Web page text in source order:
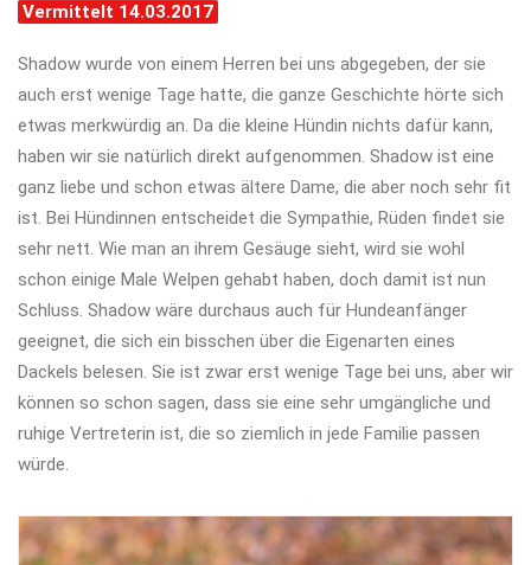
Vermittelt 14.03.2017
Shadow wurde von einem Herren bei uns abgegeben, der sie
auch erst wenige Tage hatte, die ganze Geschichte hörte sich
etwas merkwürdig an. Da die kleine Hündin nichts dafür kann,
haben wir sie natürlich direkt aufgenommen. Shadow ist eine
ganz liebe und schon etwas ältere Dame, die aber noch sehr fit
ist. Bei Hündinnen entscheidet die Sympathie, Rüden findet sie
sehr nett. Wie man an ihrem Gesäuge sieht, wird sie wohl
schon einige Male Welpen gehabt haben, doch damit ist nun
Schluss. Shadow wäre durchaus auch für Hundeanfänger
geeignet, die sich ein bisschen über die Eigenarten eines
Dackels belesen. Sie ist zwar erst wenige Tage bei uns, aber wir
können so schon sagen, dass sie eine sehr umgängliche und
ruhige Vertreterin ist, die so ziemlich in jede Familie passen
würde.